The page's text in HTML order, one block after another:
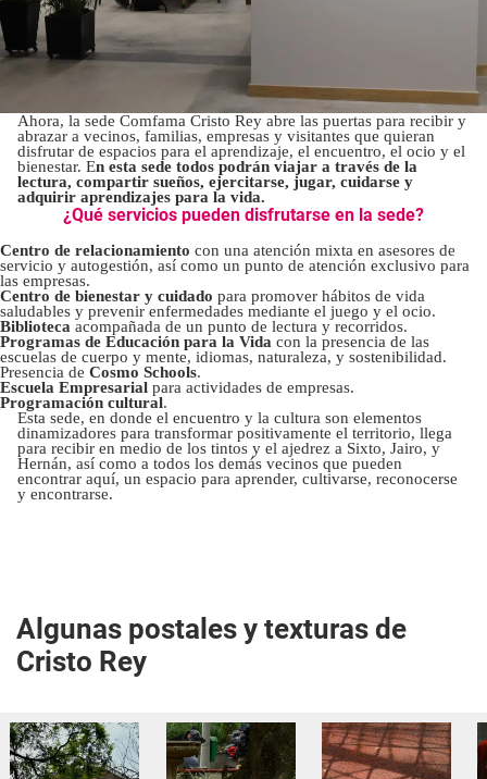
Ahora, la sede Comfama Cristo Rey abre las puertas para recibir y
abrazar a vecinos, familias, empresas y visitantes que quieran
disfrutar de espacios para el aprendizaje, el encuentro, el ocio y el
bienestar. En esta sede todos podrán viajar a través de la
lectura, compartir sueños, ejercitarse, jugar, cuidarse y
adquirir aprendizajes para la vida.
¿Qué servicios pueden disfrutarse en la sede?
Centro de relacionamiento con una atención mixta en asesores de
servicio y autogestión, así como un punto de atención exclusivo para
las empresas.
Centro de bienestar y cuidado para promover hábitos de vida
saludables y prevenir enfermedades mediante el juego y el ocio.
Biblioteca acompañada de un punto de lectura y recorridos.
Programas de Educación para la Vida con la presencia de las
escuelas de cuerpo y mente, idiomas, naturaleza, y sostenibilidad.
Presencia de Cosmo Schools.
Escuela Empresarial para actividades de empresas.
Programación cultural.
Esta sede, en donde el encuentro y la cultura son elementos
dinamizadores para transformar positivamente el territorio, llega
para recibir en medio de los tintos y el ajedrez a Sixto, Jairo, y
Hernán, así como a todos los demás vecinos que pueden
encontrar aquí, un espacio para aprender, cultivarse, reconocerse
y encontrarse.
Algunas postales y texturas de
Cristo Rey